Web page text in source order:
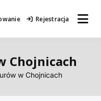
Rejestracja
Chojnicach
w Chojnicach